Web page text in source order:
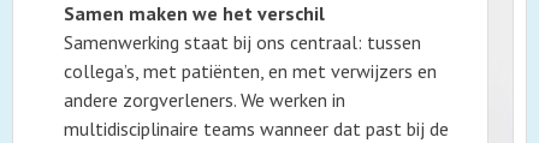
Samen maken we het verschil
Samenwerking staat bij ons centraal: tussen
collega’s, met patiënten, en met verwijzers en
andere zorgverleners. We werken in
multidisciplinaire teams wanneer dat past bij de